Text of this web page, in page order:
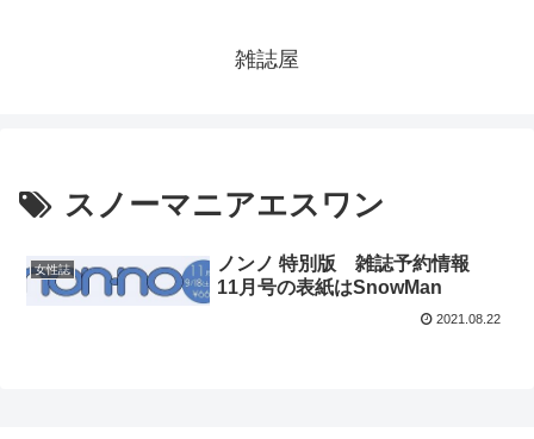
雑誌屋
スノーマニアエスワン
女性誌
ノンノ 特別版 雑誌予約情報
11月号の表紙はSnowMan
2021.08.22